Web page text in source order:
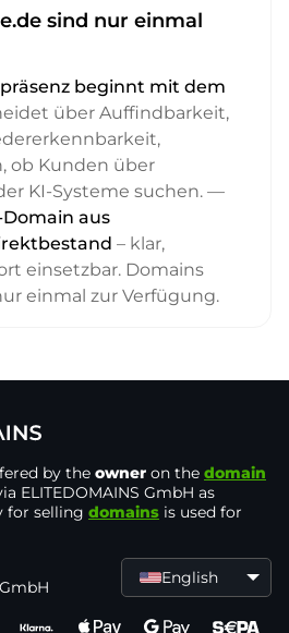
sind nur einmal
beginnt mit dem
über Auffindbarkeit,
ob Kunden über
KI-Systeme suchen. —
aus
– klar,
einsetzbar. Domains
einmal zur Verfügung.
by the owner on the domain
ELITEDOMAINS GmbH as
for selling domains is used for
English